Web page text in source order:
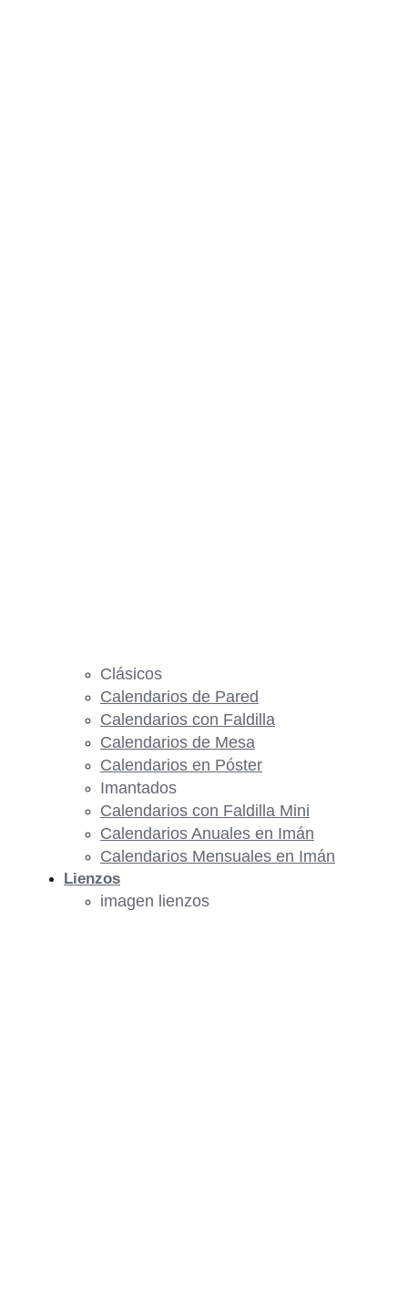
Clásicos
Calendarios de Pared
Calendarios con Faldilla
Calendarios de Mesa
Calendarios en Póster
Imantados
Calendarios con Faldilla Mini
Calendarios Anuales en Imán
Calendarios Mensuales en Imán
Lienzos
imagen lienzos